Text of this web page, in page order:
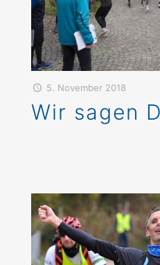
5. November 2018
Wir sagen